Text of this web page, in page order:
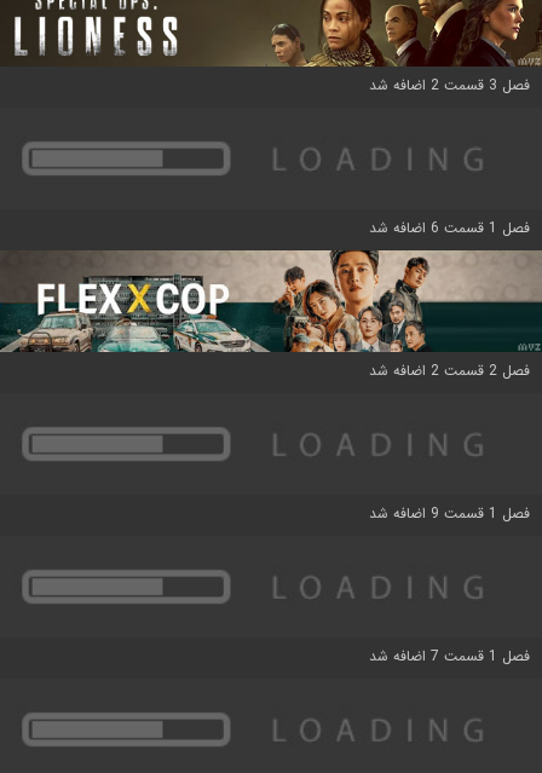
فصل 3 قسمت 2 اضافه شد
فصل 1 قسمت 6 اضافه شد
فصل 2 قسمت 2 اضافه شد
فصل 1 قسمت 9 اضافه شد
فصل 1 قسمت 7 اضافه شد